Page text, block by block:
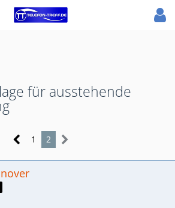
für ausstehende
1 2